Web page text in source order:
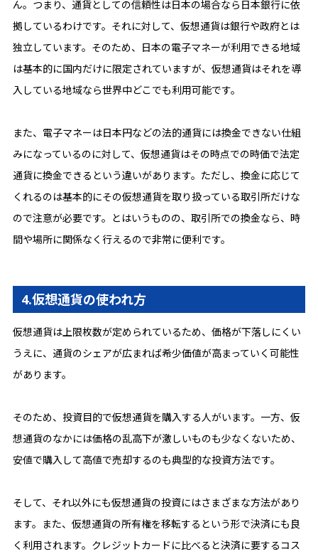
ん。つまり、通貨としての信頼性は日本の場合なら日本銀行に依
拠しているわけです。それに対して、仮想通貨は銀行や政府とは
独立しています。そのため、日本の電子マネーが利用できる地域
は基本的に国内だけに限定されていますが、仮想通貨はそれを導
入している地域なら世界中どこでも利用可能です。
また、電子マネーは日本円などの法的通貨には換金できない仕組
みになっているのに対して、仮想通貨はその時点での時価で法定
通貨に換金できるという違いがあります。ただし、換金に応じて
くれるのは基本的にその仮想通貨を取り扱っている取引所だけな
ので注意が必要です。とはいうものの、取引所での換金なら、時
間や場所に関係なく行えるので非常に便利です。
4.仮想通貨の使われ方
仮想通貨は上限枚数が定められているため、価格が下落しにくい
うえに、通貨のシェアが広まれば希少価値が高まっていく可能性
があります。
そのため、投資目的で仮想通貨を購入する人がいます。一方、仮
想通貨のなかには価格の乱高下が激しいものも少なくないため、
安値で購入して高値で売却するのも典型的な投資方法です。
そして、それ以外にも仮想通貨の投資にはさまざまな方法があり
ます。また、仮想通貨の所有権を移転するという形で決済にも良
く利用されます。クレジットカードに比べると決済に要するコス